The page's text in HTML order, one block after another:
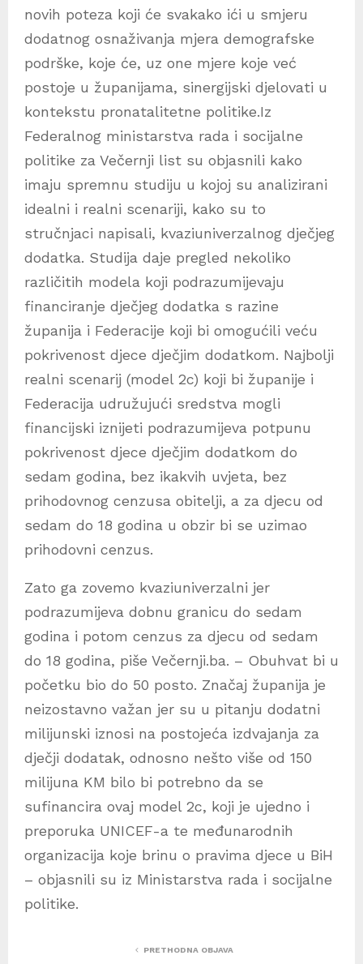
novih poteza koji će svakako ići u smjeru
dodatnog osnaživanja mjera demografske
podrške, koje će, uz one mjere koje već
postoje u županijama, sinergijski djelovati u
kontekstu pronatalitetne politike.Iz
Federalnog ministarstva rada i socijalne
politike za Večernji list su objasnili kako
imaju spremnu studiju u kojoj su analizirani
idealni i realni scenariji, kako su to
stručnjaci napisali, kvaziuniverzalnog dječjeg
dodatka. Studija daje pregled nekoliko
različitih modela koji podrazumijevaju
financiranje dječjeg dodatka s razine
županija i Federacije koji bi omogućili veću
pokrivenost djece dječjim dodatkom. Najbolji
realni scenarij (model 2c) koji bi županije i
Federacija udružujući sredstva mogli
financijski iznijeti podrazumijeva potpunu
pokrivenost djece dječjim dodatkom do
sedam godina, bez ikakvih uvjeta, bez
prihodovnog cenzusa obitelji, a za djecu od
sedam do 18 godina u obzir bi se uzimao
prihodovni cenzus.
Zato ga zovemo kvaziuniverzalni jer
podrazumijeva dobnu granicu do sedam
godina i potom cenzus za djecu od sedam
do 18 godina, piše Večernji.ba. – Obuhvat bi u
početku bio do 50 posto. Značaj županija je
neizostavno važan jer su u pitanju dodatni
milijunski iznosi na postojeća izdvajanja za
dječji dodatak, odnosno nešto više od 150
milijuna KM bilo bi potrebno da se
sufinancira ovaj model 2c, koji je ujedno i
preporuka UNICEF-a te međunarodnih
organizacija koje brinu o pravima djece u BiH
– objasnili su iz Ministarstva rada i socijalne
politike.
PRETHODNA OBJAVA